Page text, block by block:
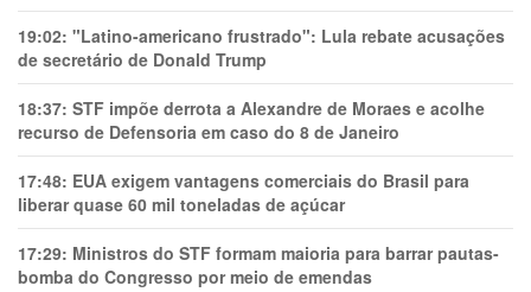
19:02: "Latino-americano frustrado": Lula rebate acusações
de secretário de Donald Trump
18:37: STF impõe derrota a Alexandre de Moraes e acolhe
recurso de Defensoria em caso do 8 de Janeiro
17:48: EUA exigem vantagens comerciais do Brasil para
liberar quase 60 mil toneladas de açúcar
17:29: Ministros do STF formam maioria para barrar pautas-
bomba do Congresso por meio de emendas